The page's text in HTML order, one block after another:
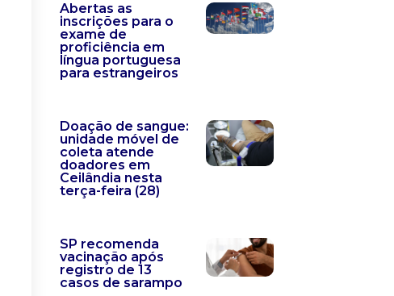
Abertas as
inscrições para o
exame de
proficiência em
língua portuguesa
para estrangeiros
Doação de sangue:
unidade móvel de
coleta atende
doadores em
Ceilândia nesta
terça-feira (28)
SP recomenda
vacinação após
registro de 13
casos de sarampo